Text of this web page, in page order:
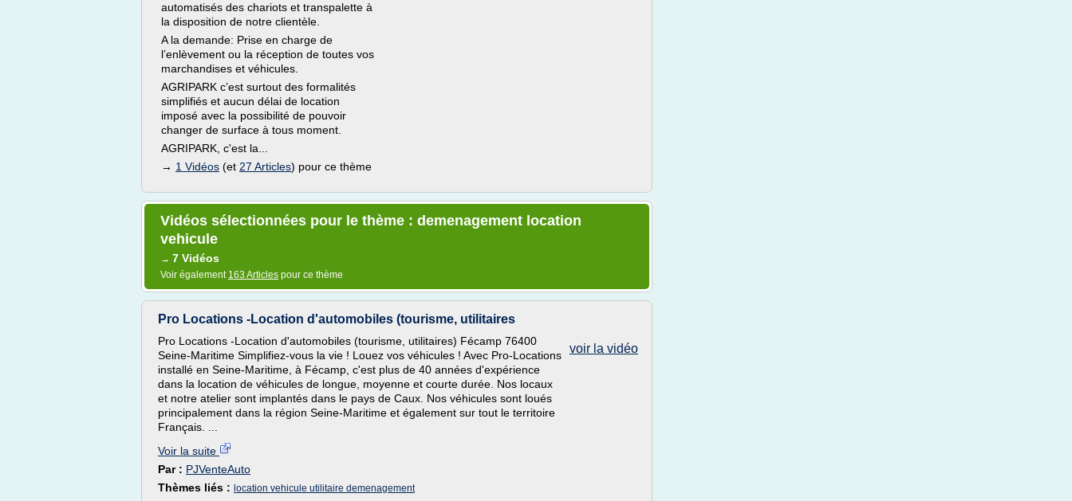
automatisés des chariots et transpalette à
la disposition de notre clientèle.
A la demande: Prise en charge de
l’enlèvement ou la réception de toutes vos
marchandises et véhicules.
AGRIPARK c’est surtout des formalités
simplifiés et aucun délai de location
imposé avec la possibilité de pouvoir
changer de surface à tous moment.
AGRIPARK, c'est la...
→ 1 Vidéos (et 27 Articles) pour ce thème
Vidéos sélectionnées pour le thème : demenagement location
vehicule
→ 7 Vidéos
Voir également 163 Articles pour ce thème
Pro Locations -Location d'automobiles (tourisme, utilitaires
voir la vidéo
Pro Locations -Location d'automobiles (tourisme, utilitaires) Fécamp 76400
Seine-Maritime Simplifiez-vous la vie ! Louez vos véhicules ! Avec Pro-Locations
installé en Seine-Maritime, à Fécamp, c'est plus de 40 années d'expérience
dans la location de véhicules de longue, moyenne et courte durée. Nos locaux
et notre atelier sont implantés dans le pays de Caux. Nos véhicules sont loués
principalement dans la région Seine-Maritime et également sur tout le territoire
Français. ...
Voir la suite
Par : PJVenteAuto
Thèmes liés : location vehicule utilitaire demenagement